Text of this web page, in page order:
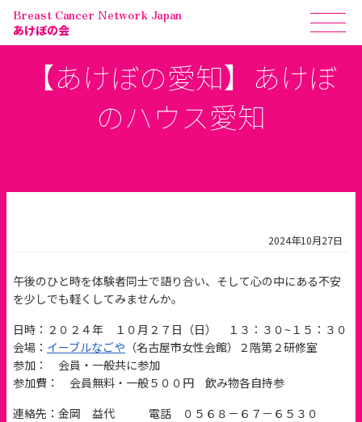
Breast Cancer Network Japan
あけぼの会
【あけぼの愛知】あけぼ
のハウス愛知
2024年10月27日
午後のひと時を体験者同士で語り合い、そして心の中にある不安
を少しでも軽くしてみませんか。
日時：２０２４年 １０月２７日（日） １３：３０~１５：３０
会場： イーブルなごや （名古屋市女性会館）２階第２研修室
参加： 会員・一般共に参加
参加費： 会員無料・一般５００円 飲み物各自持参
連絡先：金岡 益代 電話 ０５６８－６７－６５３０